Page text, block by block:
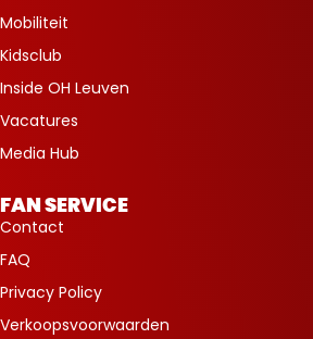
Mobiliteit
Kidsclub
Inside OH Leuven
Vacatures
Media Hub
FAN SERVICE
Contact
FAQ
Privacy Policy
Verkoopsvoorwaarden